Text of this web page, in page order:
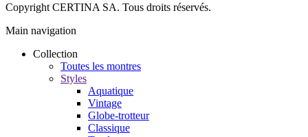
Copyright CERTINA SA. Tous droits réservés.
Main navigation
Collection
Toutes les montres
Styles
Aquatique
Vintage
Globe-trotteur
Classique